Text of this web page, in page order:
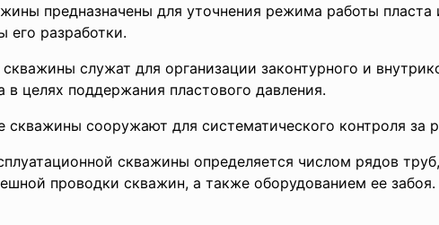
предназначены для уточнения режима работы
его разработки.
служат для организации законтурного и
в целях поддержания пластового давления.
скважины сооружают для систематического контроля
скважины определяется числом рядов
проводки скважин, а также оборудованием ее забоя.